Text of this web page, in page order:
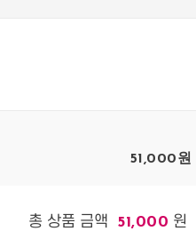
51,000원
총 상품 금액 51,000 원